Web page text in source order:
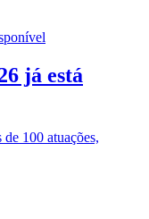
já está
100 atuações,